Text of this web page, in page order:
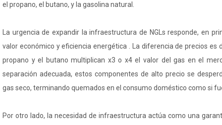
el propano, el butano, y la gasolina natural.
La urgencia de expandir la infraestructura de NGLs responde, en
valor económico y eficiencia energética . La diferencia de precios es
propano y el butano multiplican x3 o x4 el valor del gas en el
separación adecuada, estos componentes de alto precio se
gas seco, terminando quemados en el consumo doméstico como si
Por otro lado, la necesidad de infraestructura actúa como una